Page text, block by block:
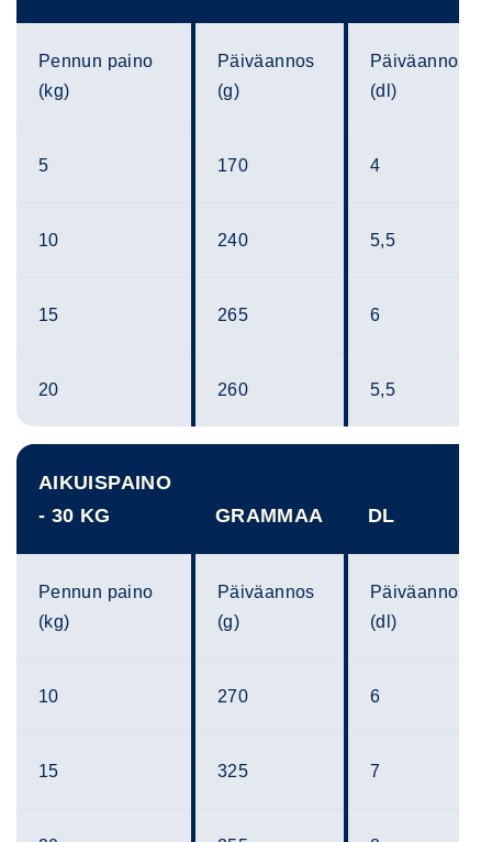
Pennun paino
(kg)
Päiväannos
(g)
Päiväannos
(dl)
5 170 4
10 240 5,5
15 265 6
20 260 5,5
AIKUISPAINO
- 30 KG
GRAMMAA DL
Pennun paino
(kg)
Päiväannos
(g)
Päiväannos
(dl)
10 270 6
15 325 7